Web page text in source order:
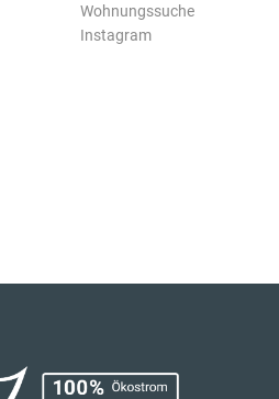
Wohnungssuche
Instagram